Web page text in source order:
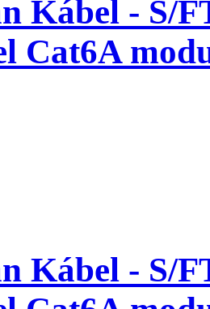
Kábel - S/
Cat6A
Kábel - S/